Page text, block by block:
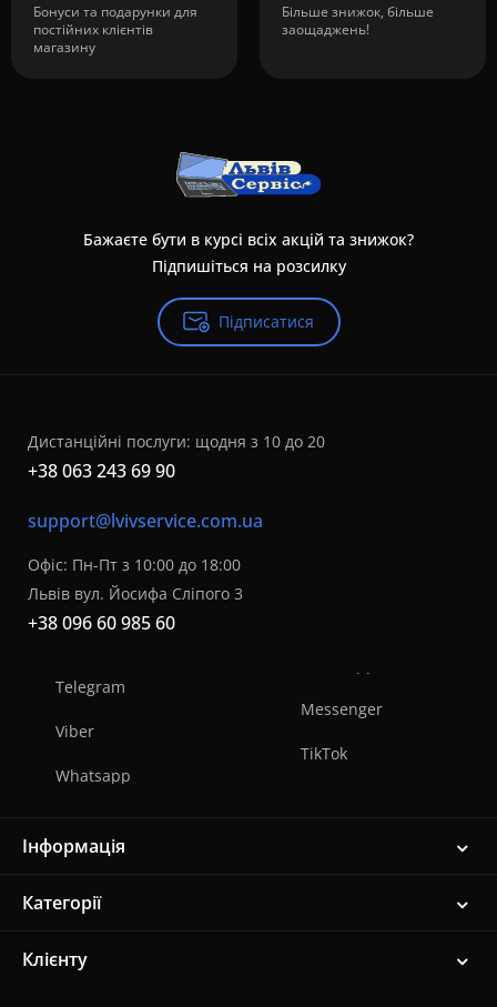
Бонуси та подарунки для
постійних клієнтів
магазину
Більше знижок, більше
заощаджень!
Бажаєте бути в курсі всіх акцій та знижок?
Підпишіться на розсилку
Підписатися
Дистанційні послуги: щодня з 10 до 20
+38 063 243 69 90
support@lvivservice.com.ua
Офіс: Пн-Пт з 10:00 до 18:00
Львів вул. Йосифа Сліпого 3
+38 096 60 985 60
Telegram
Viber
Whatsapp
Messenger
TikTok
Інформація
Категорії
Клієнту